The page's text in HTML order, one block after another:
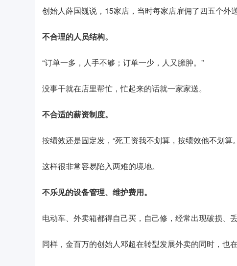
创始人薛国巍说，15家店，当时每家店雇佣了四五个外
不合理的人员结构。
“订单一多，人手不够；订单一少，人又臃肿。”
没事干就在店里帮忙，忙起来的话就一家家送。
不合适的薪资制度。
按绩效还是固定发，“死工资我不划算，按绩效他不划算
这样很非常容易陷入两难的境地。
不乐见的设备管理、维护费用。
电动车、外卖箱都得自己买，自己修，经常出现破损、
同样，金百万的创始人邓超在转型发展外卖的同时，也在